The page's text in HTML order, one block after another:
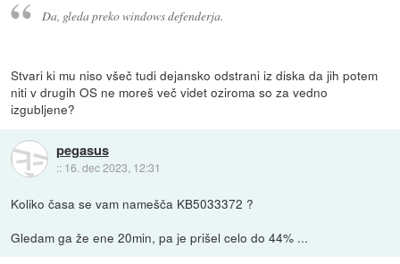
Da, gleda preko windows defenderja.
Stvari ki mu niso všeč tudi dejansko odstrani iz diska da jih potem
niti v drugih OS ne moreš več videt oziroma so za vedno
izgubljene?
pegasus
:: 16. dec 2023, 12:31
Koliko časa se vam namešča KB5033372 ?
Gledam ga že ene 20min, pa je prišel celo do 44% ...